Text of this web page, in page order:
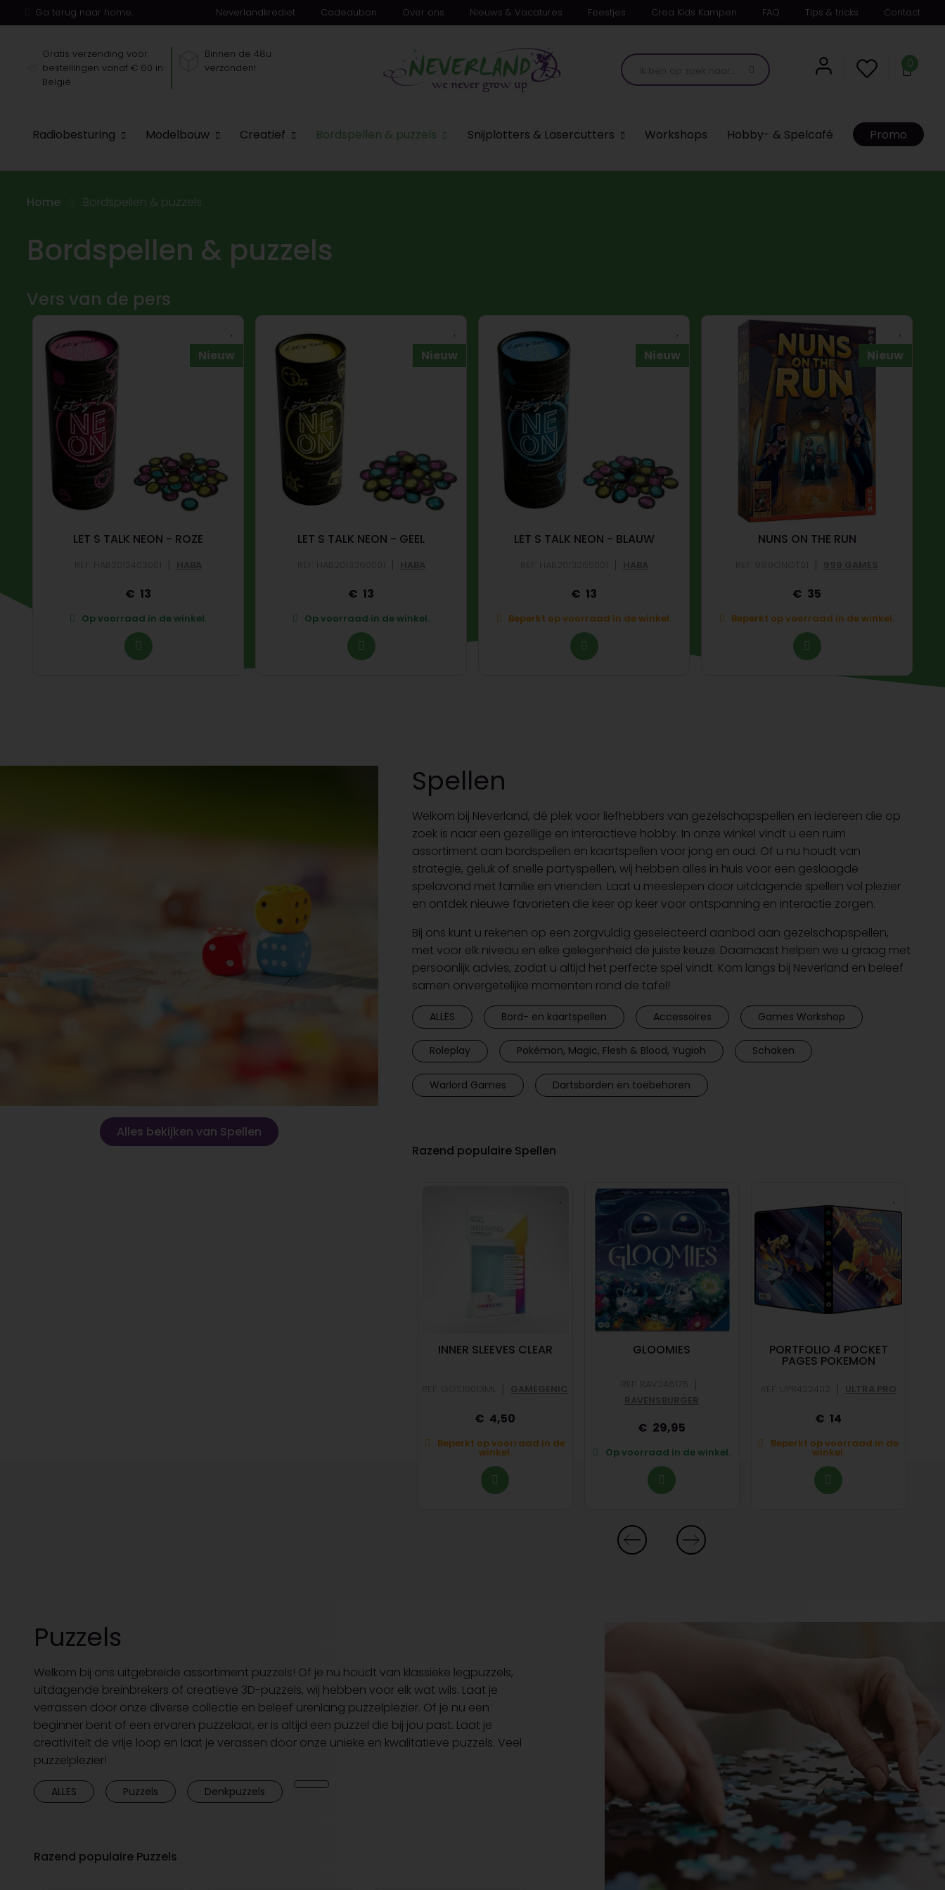
Ga terug naar home. Neverlandkrediet Cadeaubon Over ons Nieuws & Vacatures Feestjes Crea Kids Kampen FAQ Tips & tricks Contact
Gratis verzending voor
bestellingen vanaf € 60 in
België
Binnen de 48u
verzonden!
0
Radiobesturing Modelbouw Creatief Bordspellen & puzzels Snijplotters & Lasercutters Workshops Hobby- & Spelcafé Promo
Home Bordspellen & puzzels
Bordspellen & puzzels
Vers van de pers
Nieuw
LET S TALK NEON - ROZE
REF: HAB2012403001 | HABA
13
Op voorraad in de winkel.
Nieuw
LET S TALK NEON - GEEL
| HABA
13
Op voorraad in de winkel.
Nieuw
LET S TALK NEON - BLAUW
| HABA
13
Beperkt op voorraad in de winkel.
Nieuw
NUNS ON THE RUN
REF: 999GNOT01 | 999 GAMES
35
Beperkt op voorraad in de winkel.
Alles bekijken van Spellen
Spellen
Welkom bij Neverland, dé plek voor liefhebbers van gezelschapspellen en iedereen die op
zoek is naar een gezellige en interactieve hobby. In onze winkel vindt u een ruim
assortiment aan bordspellen en kaartspellen voor jong en oud. Of u nu houdt van
strategie, geluk of snelle partyspellen, wij hebben alles in huis voor een geslaagde
spelavond met familie en vrienden. Laat u meeslepen door uitdagende spellen vol plezier
en ontdek nieuwe favorieten die keer op keer voor ontspanning en interactie zorgen.
Bij ons kunt u rekenen op een zorgvuldig geselecteerd aanbod aan gezelschapspellen,
met voor elk niveau en elke gelegenheid de juiste keuze. Daarnaast helpen we u graag met
persoonlijk advies, zodat u altijd het perfecte spel vindt. Kom langs bij Neverland en beleef
samen onvergetelijke momenten rond de tafel!
ALLES Bord- en kaartspellen Accessoires Games Workshop
Roleplay Pokémon, Magic, Flesh & Blood, Yugioh Schaken
Warlord Games Dartsborden en toebehoren
Razend populaire Spellen
INNER SLEEVES CLEAR
| GAMEGENIC
4,50
Beperkt op voorraad in de
winkel.
GLOOMIES
REF: RAV246175 |
RAVENSBURGER
29,95
Op voorraad in de winkel.
PORTFOLIO 4 POCKET
PAGES POKEMON
REF: UPR422402 | ULTRA PRO
14
Beperkt op voorraad in de
winkel.
Puzzels
Welkom bij ons uitgebreide assortiment puzzels! Of je nu houdt van klassieke legpuzzels,
uitdagende breinbrekers of creatieve 3D-puzzels, wij hebben voor elk wat wils. Laat je
verrassen door onze diverse collectie en beleef urenlang puzzelplezier. Of je nu een
beginner bent of een ervaren puzzelaar, er is altijd een puzzel die bij jou past. Laat je
creativiteit de vrije loop en laat je verassen door onze unieke en kwalitatieve puzzels. Veel
puzzelplezier!
ALLES Puzzels Denkpuzzels
Razend populaire Puzzels